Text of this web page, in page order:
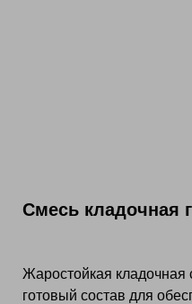
Смесь кладочная
Жаростойкая
готовый состав для